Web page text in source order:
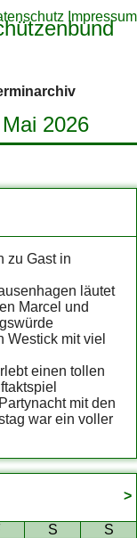
Impressum
2026
zu Gast in
läutet
Marcel und
Westick mit viel
einen tollen
mit den
war ein voller
>
S
S